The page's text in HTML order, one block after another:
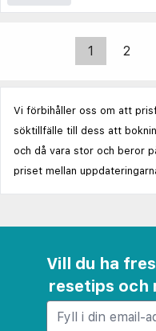
1 2
Vi förbihåller oss om att
söktillfälle till dess att
och då vara stor och beror
priset mellan
Vill du ha
resetips och